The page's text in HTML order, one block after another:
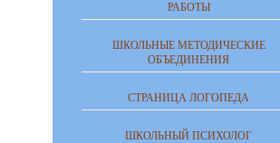
РАБОТЫ
ШКОЛЬНЫЕ МЕТОДИЧЕСКИЕ
ОБЪЕДИНЕНИЯ
СТРАНИЦА ЛОГОПЕДА
ШКОЛЬНЫЙ ПСИХОЛОГ